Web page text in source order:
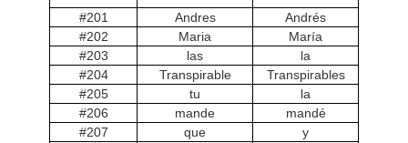
#201 Andres
Andrés
#202
Maria
María
#203
las
la
#204
Transpirable
Transpirables
#205
tu
la
#206
mande
mandé
#207
que
y